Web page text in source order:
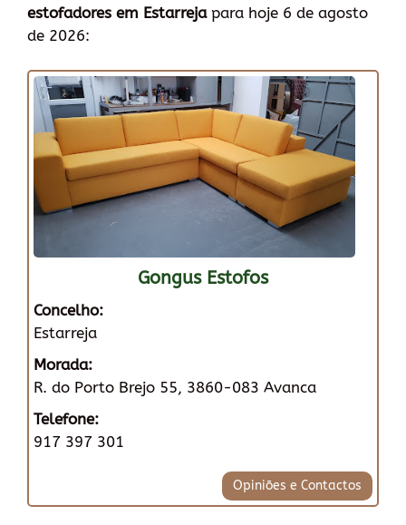
estofadores em Estarrejapara hoje 6 de agosto
de 2026:
Gongus Estofos
Concelho:
Estarreja
Morada:
R. do Porto Brejo 55, 3860-083 Avanca
Telefone:
917 397 301
Opiniões e Contactos